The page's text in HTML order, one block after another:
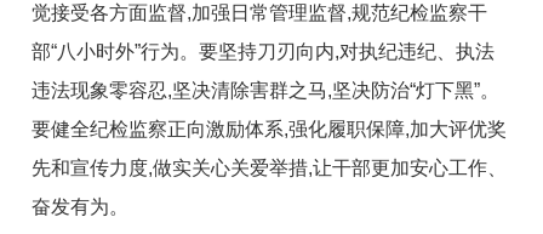
觉接受各方面监督,加强日常管理监督,规范纪检监察干
部“八小时外”行为。要坚持刀刃向内,对执纪违纪、执法
违法现象零容忍,坚决清除害群之马,坚决防治“灯下黑”。
要健全纪检监察正向激励体系,强化履职保障,加大评优奖
先和宣传力度,做实关心关爱举措,让干部更加安心工作、
奋发有为。